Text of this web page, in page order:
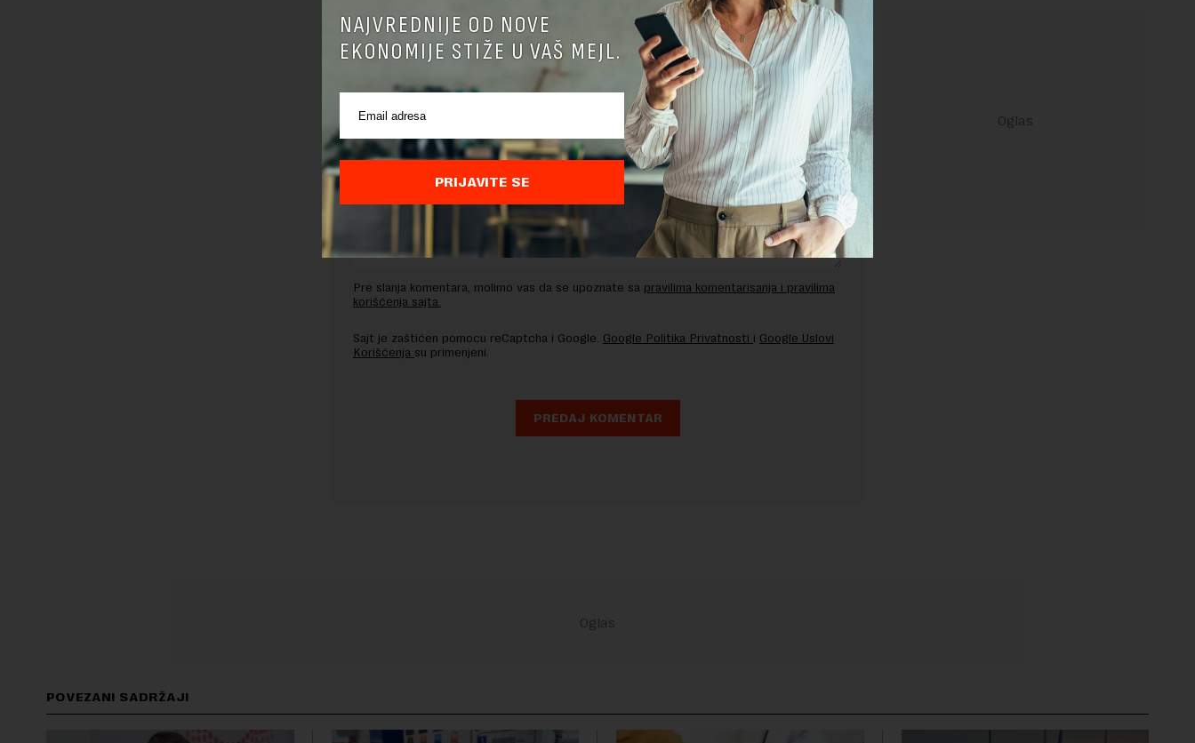
Pre slanja komentara, molimo vas da se upoznate sa pravilima komentarisanja i pravilima
korišćenja sajta.
Sajt je zaštićen pomocu reCaptcha i Google. Google Politika Privatnosti i Google Uslovi
Korišćenja su primenjeni.
POVEZANI SADRŽAJI
NAJVREDNIJE OD NOVE
EKONOMIJE STIŽE U VAŠ MEJL.
PRIJAVITE SE